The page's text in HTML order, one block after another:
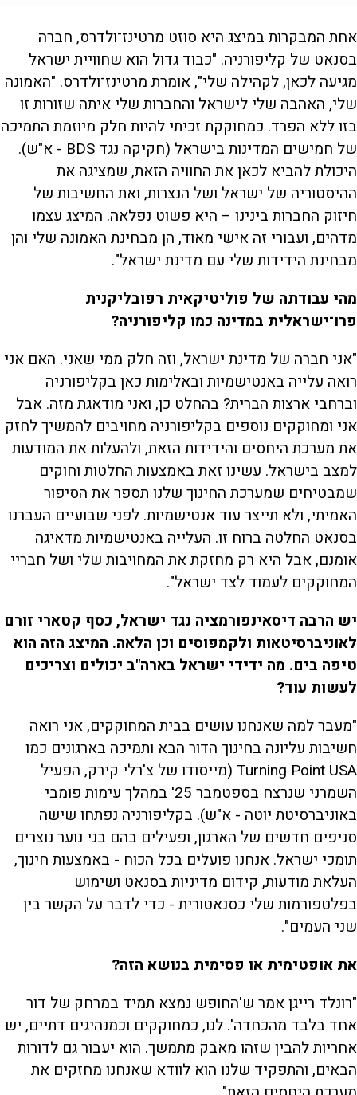
אחת המבקרות במיצג היא סוזט מרטינז־ולדרס, חברה
בסנאט של קליפורניה. "כבוד גדול הוא שחוויית ישראל
מגיעה לכאן, לקהילה שלי", אומרת מרטינז־ולדרס. "האמונה
שלי, האהבה שלי לישראל והחברות שלי איתה שזורות זו
בזו ללא הפרד. כמחוקקת זכיתי להיות חלק מיוזמת התמיכה
של חמישים המדינות בישראל (חקיקה נגד BDS - א"ש).
היכולת להביא לכאן את החוויה הזאת, שמציגה את
ההיסטוריה של ישראל ושל הנצרות, ואת החשיבות של
חיזוק החברות בינינו – היא פשוט נפלאה. המיצג עצמו
מדהים, ועבורי זה אישי מאוד, הן מבחינת האמונה שלי והן
מבחינת הידידות שלי עם מדינת ישראל".
מהי עבודתה של פוליטיקאית רפובליקנית
פרו־ישראלית במדינה כמו קליפורניה?
"אני חברה של מדינת ישראל, וזה חלק ממי שאני. האם אני
רואה עלייה באנטישמיות ובאלימות כאן בקליפורניה
וברחבי ארצות הברית? בהחלט כן, ואני מודאגת מזה. אבל
אני ומחוקקים נוספים בקליפורניה מחויבים להמשיך לחזק
את מערכת היחסים והידידות הזאת, ולהעלות את המודעות
למצב בישראל. עשינו זאת באמצעות החלטות וחוקים
שמבטיחים שמערכת החינוך שלנו תספר את הסיפור
האמיתי, ולא תייצר עוד אנטישמיות. לפני שבועיים העברנו
בסנאט החלטה ברוח זו. העלייה באנטישמיות מדאיגה
אומנם, אבל היא רק מחזקת את המחויבות שלי ושל חבריי
המחוקקים לעמוד לצד ישראל".
יש הרבה דיסאינפורמציה נגד ישראל, כסף קטארי זורם
לאוניברסיטאות ולקמפוסים וכן הלאה. המיצג הזה הוא
טיפה בים. מה ידידי ישראל בארה"ב יכולים וצריכים
לעשות עוד?
"מעבר למה שאנחנו עושים בבית המחוקקים, אני רואה
חשיבות עליונה בחינוך הדור הבא ותמיכה בארגונים כמו
Turning Point USA (מייסודו של צ'רלי קירק, הפעיל
השמרני שנרצח בספטמבר 25' במהלך עימות פומבי
באוניברסיטת יוטה - א"ש). בקליפורניה נפתחו שישה
סניפים חדשים של הארגון, ופעילים בהם בני נוער נוצרים
תומכי ישראל. אנחנו פועלים בכל הכוח - באמצעות חינוך,
העלאת מודעות, קידום מדיניות בסנאט ושימוש
בפלטפורמות שלי כסנאטורית - כדי לדבר על הקשר בין
שני העמים".
את אופטימית או פסימית בנושא הזה?
"רונלד רייגן אמר ש'החופש נמצא תמיד במרחק של דור
אחד בלבד מהכחדה'. לנו, כמחוקקים וכמנהיגים דתיים, יש
אחריות להבין שזהו מאבק מתמשך. הוא יעבור גם לדורות
הבאים, והתפקיד שלנו הוא לוודא שאנחנו מחזקים את